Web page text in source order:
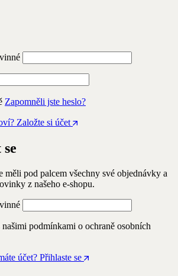
Zapomněli jste heslo?
Založte si účet
měli pod palcem všechny své objednávky a
z našeho e-shopu.
našimi podmínkami o ochraně osobních
účet? Přihlaste se